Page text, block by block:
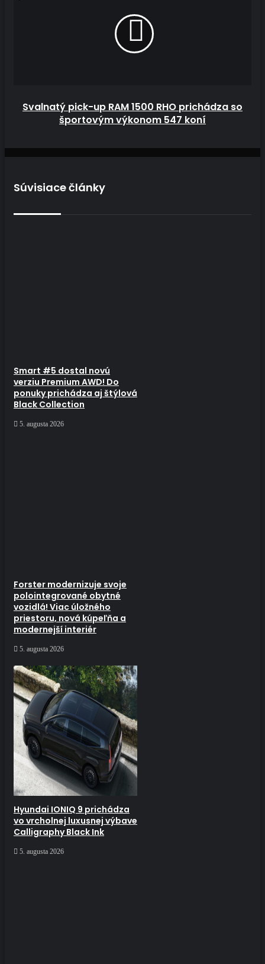
Svalnatý pick-up RAM 1500 RHO prichádza so
športovým výkonom 547 koní
Súvisiace články
Smart #5 dostal novú
verziu Premium AWD! Do
ponuky prichádza aj štýlová
Black Collection
5. augusta 2026
Forster modernizuje svoje
polointegrované obytné
vozidlá! Viac úložného
priestoru, nová kúpeľňa a
modernejší interiér
5. augusta 2026
Hyundai IONIQ 9 prichádza
vo vrcholnej luxusnej výbave
Calligraphy Black Ink
5. augusta 2026